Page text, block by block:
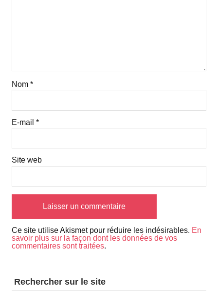
Nom *
E-mail *
Site web
Ce site utilise Akismet pour réduire les indésirables. En
savoir plus sur la façon dont les données de vos
commentaires sont traitées.
Rechercher sur le site